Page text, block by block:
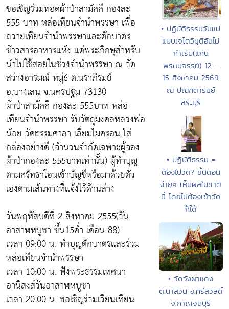
ขอเชิญร่วมทอดผ้าป่าสามัคคี กองละ
555 บาท หล่อเทียนจำนำพรรษา เพื่อ
ถวายเทียนจำนำพรรษาและตักบาตร
ข้าวสารอาหารแห้ง แด่พระภิกษุสำหรับ
นำไปใช้สอยในช่วงจำนำพรรษา ณ วัด
สว่างอารมณ์ หมู่6 ต.นราภิรมย์
อ.บางเลน จ.นครปฐม 73130
ผ้าป่าสามัคคี กองละ 555บาท หล่อ
เทียนจำนำพรรษา รับวัตถุมงคลหลวงพ่อ
น้อย วัดธรรมศาลา เลี่ยมไมครอน ใส่
กล่องอย่างดี (จำนวนจำกัดเฉพาะผู้จอง
ผ้าป่ากองละ 555บาทเท่านั้น) ผู้ทำบุญ
ตามศรัทธาโอนเข้าบัญชีหรือมาด้วยตัว
เองตามเส้นทางที่แจ้งไว้ด้านล่าง
วันพฤหัสบดีที่ 2 สิงหาคม 2555(วัน
อาสาฬหบูชา ขึ้น15ค่ำ เดือน 88)
เวลา 09:00 น. ทำบุญตักบาตรและร่วม
หล่อเทียนจำนำพรรษา
เวลา 10:00 น. ฟังพระธรรมเทศนา
อานิสงส์วันอาสาฬหบูชา
เวลา 20:00 น. ขอเชิญร่วมเวียนเทียน
• ปฏิบัติธรรมวันแม่
แบบเจโตวิมุติอันไม่
กำเริบ(แก่น
พรหมจรรย์) 12 -
15 สิงหาคม 2569
ณ ปัณฑิตารมย์
สระบุรี
• ปฏิบัติธรรม =
ต้องไปวัด? ขั้นตอน
ง่ายๆ เห็นผลในชาติ
นี้ โดยไม่ต้องเข้าวัด
ก็ได้
• วัดวังผาแดง
ต.นาสวน อ.ศรีสวัสดิ์
จ.กาญจนบุรี